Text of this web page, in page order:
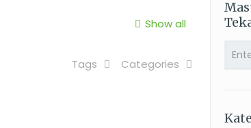
Show all
Categories
Tags